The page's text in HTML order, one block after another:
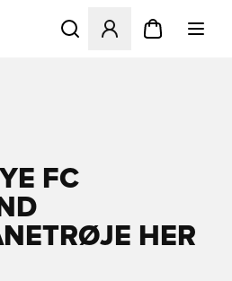
Åbner en Modal til at
FC
HER